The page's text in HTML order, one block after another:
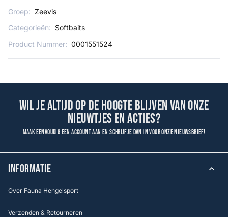
Groep: Zeevis
Categorieën: Softbaits
Product Nummer: 0001551524
Wil je altijd op de hoogte blijven van onze
nieuwtjes en acties?
Maak eenvoudig een account aan en schrijf je dan in voor onze nieuwsbrief!
INFORMATIE
Over Fauna Hengelsport
Verzenden & Retourneren